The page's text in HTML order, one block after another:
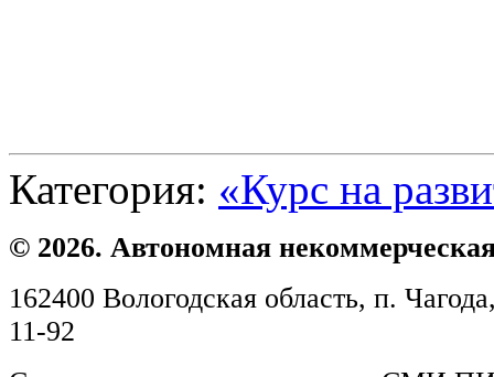
Категория: «Курс на
© 2026. Автономная
162400 Вологодская область, п.
11-92